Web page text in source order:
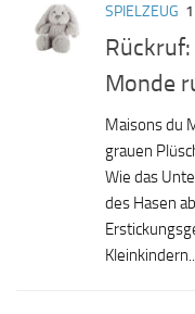
SPIELZEUG
Monde
Maisons du
grauen
Wie das
des Hasen